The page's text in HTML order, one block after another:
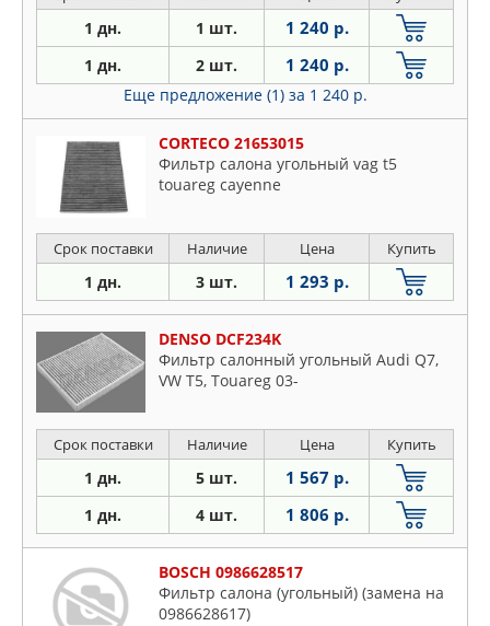
1 дн. 1 шт. 1 240 р.
1 дн. 2 шт. 1 240 р.
Еще предложение (1) за 1 240 р.
CORTECO 21653015
Фильтр салона угольный vag t5
touareg cayenne
Срок поставки Наличие Цена Купить
1 дн. 3 шт. 1 293 р.
DENSO DCF234K
Фильтр салонный угольный Audi Q7,
VW T5, Touareg 03-
Срок поставки Наличие Цена Купить
1 дн. 5 шт. 1 567 р.
1 дн. 4 шт. 1 806 р.
BOSCH 0986628517
Фильтр салона (угольный) (замена на
0986628617)